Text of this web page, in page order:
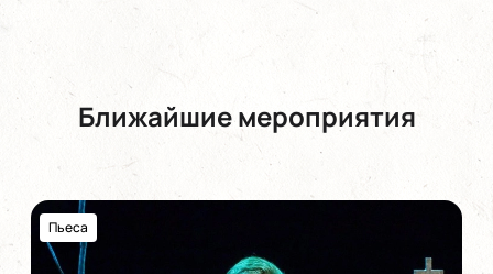
Ближайшие мероприятия
Пьеса